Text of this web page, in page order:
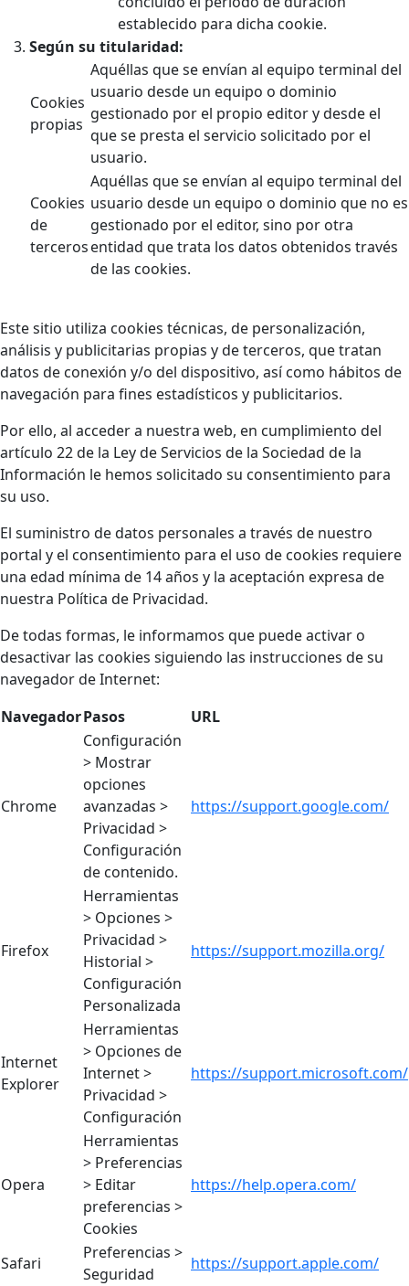
establecido para dicha cookie.
Según su titularidad:
Cookies
propias
Aquéllas que se envían al equipo terminal del
usuario desde un equipo o dominio
gestionado por el propio editor y desde el
que se presta el servicio solicitado por el
usuario.
Cookies
de
terceros
Aquéllas que se envían al equipo terminal del
usuario desde un equipo o dominio que no es
gestionado por el editor, sino por otra
entidad que trata los datos obtenidos través
de las cookies.
Este sitio utiliza cookies técnicas, de personalización,
análisis y publicitarias propias y de terceros, que tratan
datos de conexión y/o del dispositivo, así como hábitos de
navegación para fines estadísticos y publicitarios.
Por ello, al acceder a nuestra web, en cumplimiento del
artículo 22 de la Ley de Servicios de la Sociedad de la
Información le hemos solicitado su consentimiento para
su uso.
El suministro de datos personales a través de nuestro
portal y el consentimiento para el uso de cookies requiere
una edad mínima de 14 años y la aceptación expresa de
nuestra Política de Privacidad.
De todas formas, le informamos que puede activar o
desactivar las cookies siguiendo las instrucciones de su
navegador de Internet:
NavegadorPasos URL
Chrome
Configuración
> Mostrar
opciones
avanzadas >
Privacidad >
Configuración
de contenido.
https://support.google.com/
Firefox
Herramientas
> Opciones >
Privacidad >
Historial >
Configuración
Personalizada
https://support.mozilla.org/
Internet
Explorer
Herramientas
> Opciones de
Internet >
Privacidad >
Configuración
https://support.microsoft.com/
Opera
Herramientas
> Preferencias
> Editar
preferencias >
Cookies
https://help.opera.com/
Safari
Preferencias >
Seguridad
https://support.apple.com/